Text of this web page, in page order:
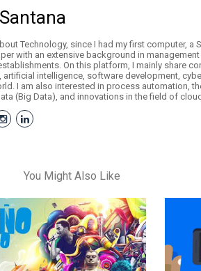
Technology, since I had my first computer, a
with an extensive background in
On this platform, I mainly share
artificial intelligence, software development,
I am also interested in process automation,
(Big Data), and innovations in the field of
You Might Also Like